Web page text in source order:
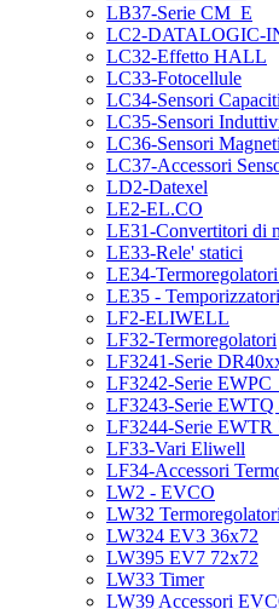
LB37-Serie CM_E
LC2-DATALOGIC-
LC32-Effetto HALL
LC33-Fotocellule
LC34-Sensori
LC35-Sensori
LC36-Sensori
LC37-Accessori
LD2-Datexel
LE2-EL.CO
LE31-Convertitori di
LE33-Rele' statici
LE34-
LE35 - Temporizzatori
LF2-ELIWELL
LF32-Termoregolatori
LF3241-Serie
LF3242-Serie
LF3243-Serie EWTQ
LF3244-Serie EWTR
LF33-Vari Eliwell
LF34-Accessori
LW2 - EVCO
LW32 Termoregolatori
LW324 EV3 36x72
LW395 EV7 72x72
LW33 Timer
LW39 Accessori